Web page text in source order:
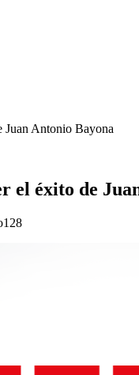
Juan Antonio Bayona
el éxito de
128